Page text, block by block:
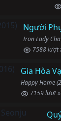
Người
Iron Lady
7588 lượt
Gia Hòa
Happy Home
7159 lượt